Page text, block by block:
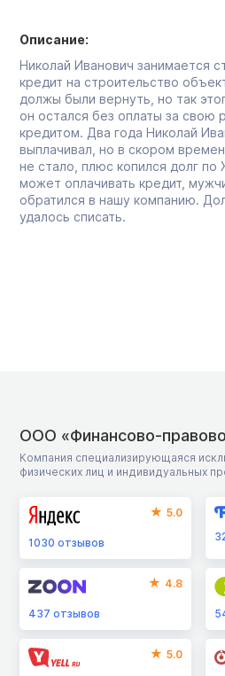
Описание:
Николай Иванович занимается
кредит на строительство
должы были вернуть, но так
он остался без оплаты за свою
кредитом. Два года Николай
выплачивал, но в скором
не стало, плюс копился долг по
может оплачивать кредит,
обратился в нашу компанию.
удалось списать.
ООО «Финансово-
Компания специализирующаяся
физических лиц и индивидуальных
5.0
1030 отзывов
4.8
437 отзывов
5.0